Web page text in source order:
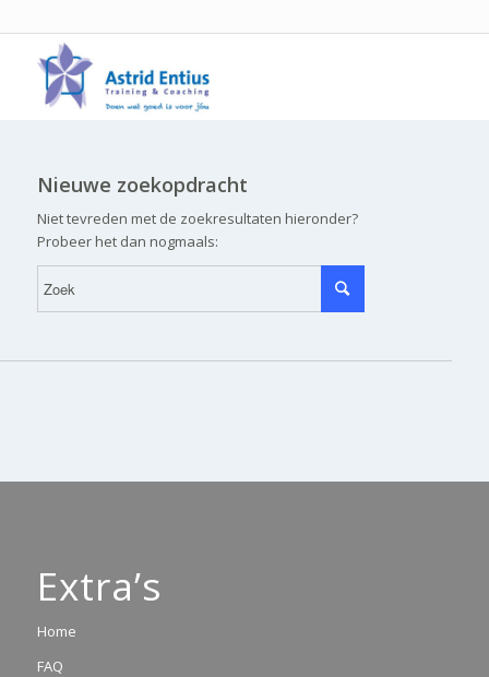
Nieuwe zoekopdracht
Niet tevreden met de zoekresultaten hieronder?
Probeer het dan nogmaals:
Extra’s
Home
FAQ